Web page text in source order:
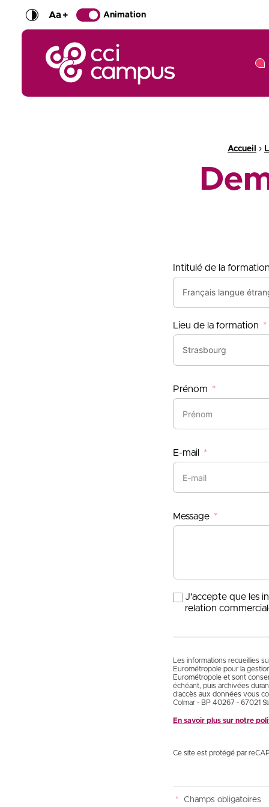
Aa+ Animation
CCI Campus La formation qui vous ressemble
Accueil ›
Intitulé de la
Lieu de la formation
Prénom
E-mail
Message
J'accepte que les
relation
Les informations recueillies
Eurométropole pour la
Eurométropole et sont
échéant, puis archivées
d'accès aux données vous
Colmar - BP 40267 - 67021
En savoir plus sur notre
Ce site est protégé par
* Champs obligatoires